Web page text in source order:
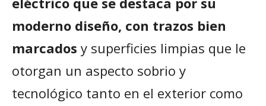
moderno diseño, con trazos bien
marcados y superficies limpias que le
otorgan un aspecto sobrio y
tecnológico tanto en el exterior como